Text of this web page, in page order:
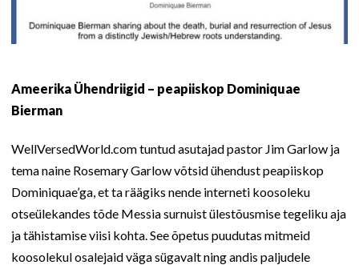
Ameerika Ühendriigid – peapiiskop Dominiquae
Bierman
WellVersedWorld.com tuntud asutajad pastor Jim Garlow ja
tema naine Rosemary Garlow võtsid ühendust peapiiskop
Dominiquae’ga, et ta räägiks nende interneti koosoleku
otseülekandes tõde Messia surnuist ülestõusmise tegeliku aja
ja tähistamise viisi kohta. See õpetus puudutas mitmeid
koosolekul osalejaid väga sügavalt ning andis paljudele